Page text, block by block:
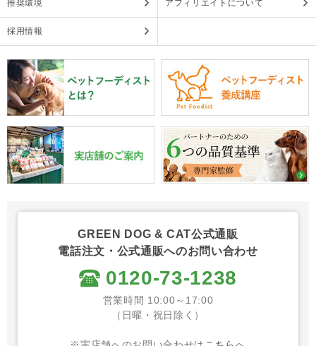
推奨環境 アフィリエイトについて
採用情報
GREEN DOG & CAT公式通販
電話注文・公式通販へのお問い合わせ
0120-73-1238
営業時間 10:00～17:00
（日曜・祝日除く）